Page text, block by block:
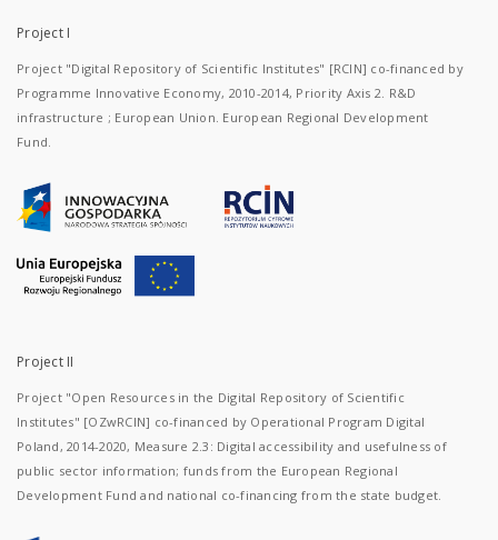
Project I
Project "Digital Repository of Scientific Institutes" [RCIN] co-financed by
Programme Innovative Economy, 2010-2014, Priority Axis 2. R&D
infrastructure ; European Union. European Regional Development
Fund.
Project II
Project "Open Resources in the Digital Repository of Scientific
Institutes" [OZwRCIN] co-financed by Operational Program Digital
Poland, 2014-2020, Measure 2.3: Digital accessibility and usefulness of
public sector information; funds from the European Regional
Development Fund and national co-financing from the state budget.